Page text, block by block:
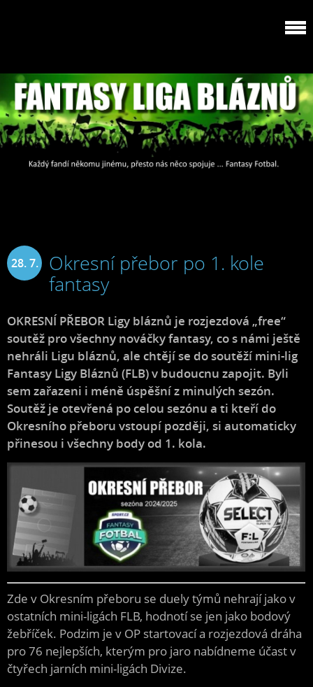
28. 7.
Okresní přebor po 1. kole
fantasy
OKRESNÍ PŘEBOR Ligy bláznů je rozjezdová „free“
soutěž pro všechny nováčky fantasy, co s námi ještě
nehráli Ligu bláznů, ale chtějí se do soutěží mini-lig
Fantasy Ligy Bláznů (FLB) v budoucnu zapojit. Byli
sem zařazeni i méně úspěšní z minulých sezón.
Soutěž je otevřená po celou sezónu a ti kteří do
Okresního přeboru vstoupí později, si automaticky
přinesou i všechny body od 1. kola.
Zde v Okresním přeboru se duely týmů nehrají jako v
ostatních mini-ligách FLB, hodnotí se jen jako bodový
žebříček. Podzim je v OP startovací a rozjezdová dráha
pro 76 nejlepších, kterým pro jaro nabídneme účast v
čtyřech jarních mini-ligách Divize.